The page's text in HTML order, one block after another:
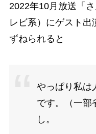
2022年10月放送「
レビ系）にゲスト出
ずねられると
やっぱり私は
です。（一部
し。